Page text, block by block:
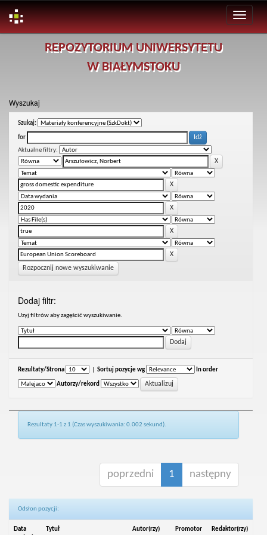
REPOZYTORIUM UNIWERSYTETU
W BIAŁYMSTOKU
Wyszukaj
Szukaj:
for
Aktualne filtry:
Rozpocznij nowe wyszukiwanie
Dodaj filtr:
Uzyj filtrów aby zagęścić wyszukiwanie.
Rezultaty/Strona Sortuj pozycje wg In order
Autorzy/rekord
Rezultaty 1-1 z 1 (Czas wyszukiwania: 0.002 sekund).
poprzedni 1 następny
Odsłon pozycji:
Data Tytuł Autor(rzy) Promotor Redaktor(rzy)